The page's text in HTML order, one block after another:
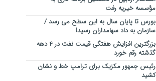
مؤسسه خیریه رفت
بورس تا پایان سال به این سطح می رسد /
سازمان به داد سهامداران رسید!
بزرگترین افزایش هفتگی قیمت نفت در ۴ دهه
گذشته رقم خورد
رئیس جمهور مکزیک برای ترامپ خط و نشان
کشید